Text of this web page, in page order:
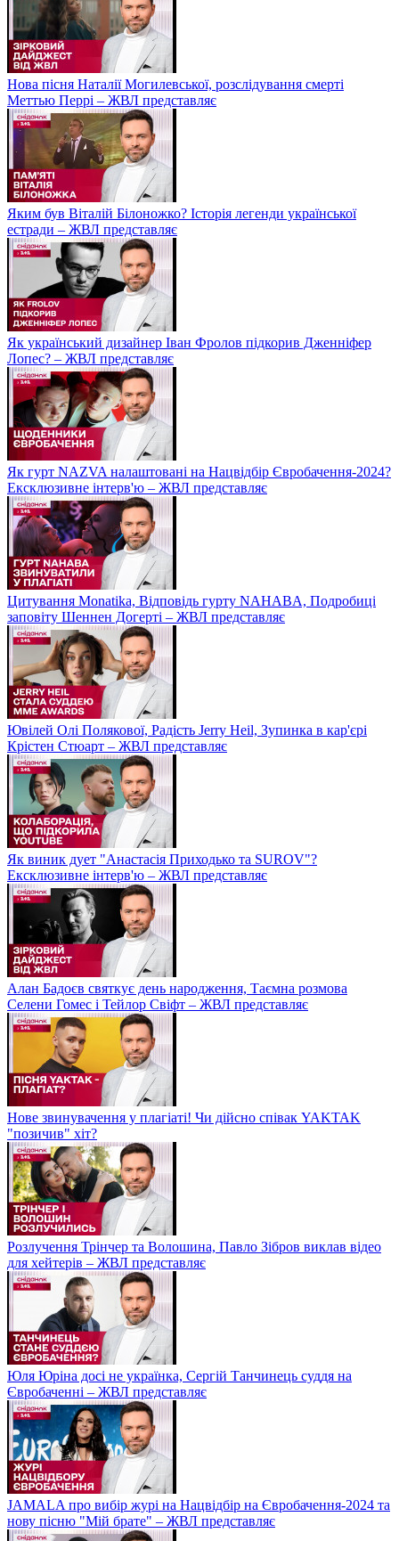
Нова пісня Наталії Могилевської, розслідування смерті
Меттью Перрі – ЖВЛ представляє
Яким був Віталій Білоножко? Історія легенди української
естради – ЖВЛ представляє
Як український дизайнер Іван Фролов підкорив Дженніфер
Лопес? – ЖВЛ представляє
Як гурт NAZVA налаштовані на Нацвідбір Євробачення-2024?
Ексклюзивне інтерв'ю – ЖВЛ представляє
Цитування Monatikа, Відповідь гурту NAHABA, Подробиці
заповіту Шеннен Догерті – ЖВЛ представляє
Ювілей Олі Полякової, Радість Jerry Heil, Зупинка в кар'єрі
Крістен Стюарт – ЖВЛ представляє
Як виник дует "Анастасія Приходько та SUROV"?
Ексклюзивне інтерв'ю – ЖВЛ представляє
Алан Бадоєв святкує день народження, Таємна розмова
Селени Гомес і Тейлор Свіфт – ЖВЛ представляє
Нове звинувачення у плагіаті! Чи дійсно співак YAKTAK
"позичив" хіт?
Розлучення Трінчер та Волошина, Павло Зібров виклав відео
для хейтерів – ЖВЛ представляє
Юля Юріна досі не українка, Сергій Танчинець суддя на
Євробаченні – ЖВЛ представляє
JAMALA про вибір журі на Нацвідбір на Євробачення-2024 та
нову пісню "Мій брате" – ЖВЛ представляє